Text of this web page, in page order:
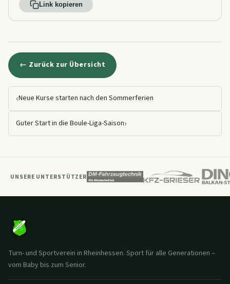
Link kopieren
← Zurück zur Übersicht
‹Neue Kurse starten nach den Sommerferien
Guter Start in die Boule-Liga-Saison›
UNSERE UNTERSTÜTZER
Turn- und Sportverein in Rheinhessen. Sport für alle Generationen –
vom Baby bis zum Senior.